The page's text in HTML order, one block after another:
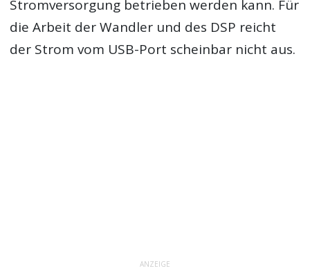
Stromversorgung betrieben werden kann. Für
die Arbeit der Wandler und des DSP reicht
der Strom vom USB-Port scheinbar nicht aus.
ANZEIGE